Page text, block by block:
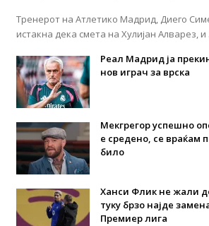
Тренерот на Атлетико Мадрид, Диего
истакна дека смета на Хулијан Алварез,
Реал Мадрид ја
нов играч за врска
Мекгрегор успешно
е средено, се враќам
било
Ханси Флик не жали
туку брзо најде
Премиер лига